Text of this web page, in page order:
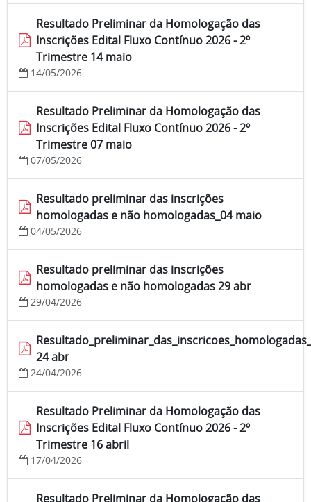
Resultado Preliminar da Homologação das
Inscrições Edital Fluxo Contínuo 2026 - 2º
Trimestre 14 maio
14/05/2026
Resultado Preliminar da Homologação das
Inscrições Edital Fluxo Contínuo 2026 - 2º
Trimestre 07 maio
07/05/2026
Resultado preliminar das inscrições
homologadas e não homologadas_04 maio
04/05/2026
Resultado preliminar das inscrições
homologadas e não homologadas 29 abr
29/04/2026
24 abr
24/04/2026
Resultado Preliminar da Homologação das
Inscrições Edital Fluxo Contínuo 2026 - 2º
Trimestre 16 abril
17/04/2026
Resultado Preliminar da Homologação das